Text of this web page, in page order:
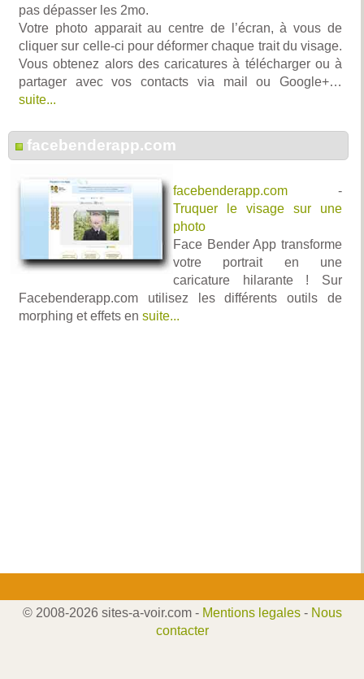
pas dépasser les 2mo.
Votre photo apparait au centre de l’écran, à vous de
cliquer sur celle-ci pour déformer chaque trait du visage.
Vous obtenez alors des caricatures à télécharger ou à
partager avec vos contacts via mail ou Google+…
suite...
facebenderapp.com
facebenderapp.com -
Truquer le visage sur une
photo
Face Bender App transforme
votre portrait en une
caricature hilarante ! Sur
Facebenderapp.com utilisez les différents outils de
morphing et effets en suite...
© 2008-2026 sites-a-voir.com - Mentions legales- Nous
contacter